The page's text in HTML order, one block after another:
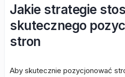
Jakie strategie
skutecznego
stron
Aby skutecznie pozycjonować